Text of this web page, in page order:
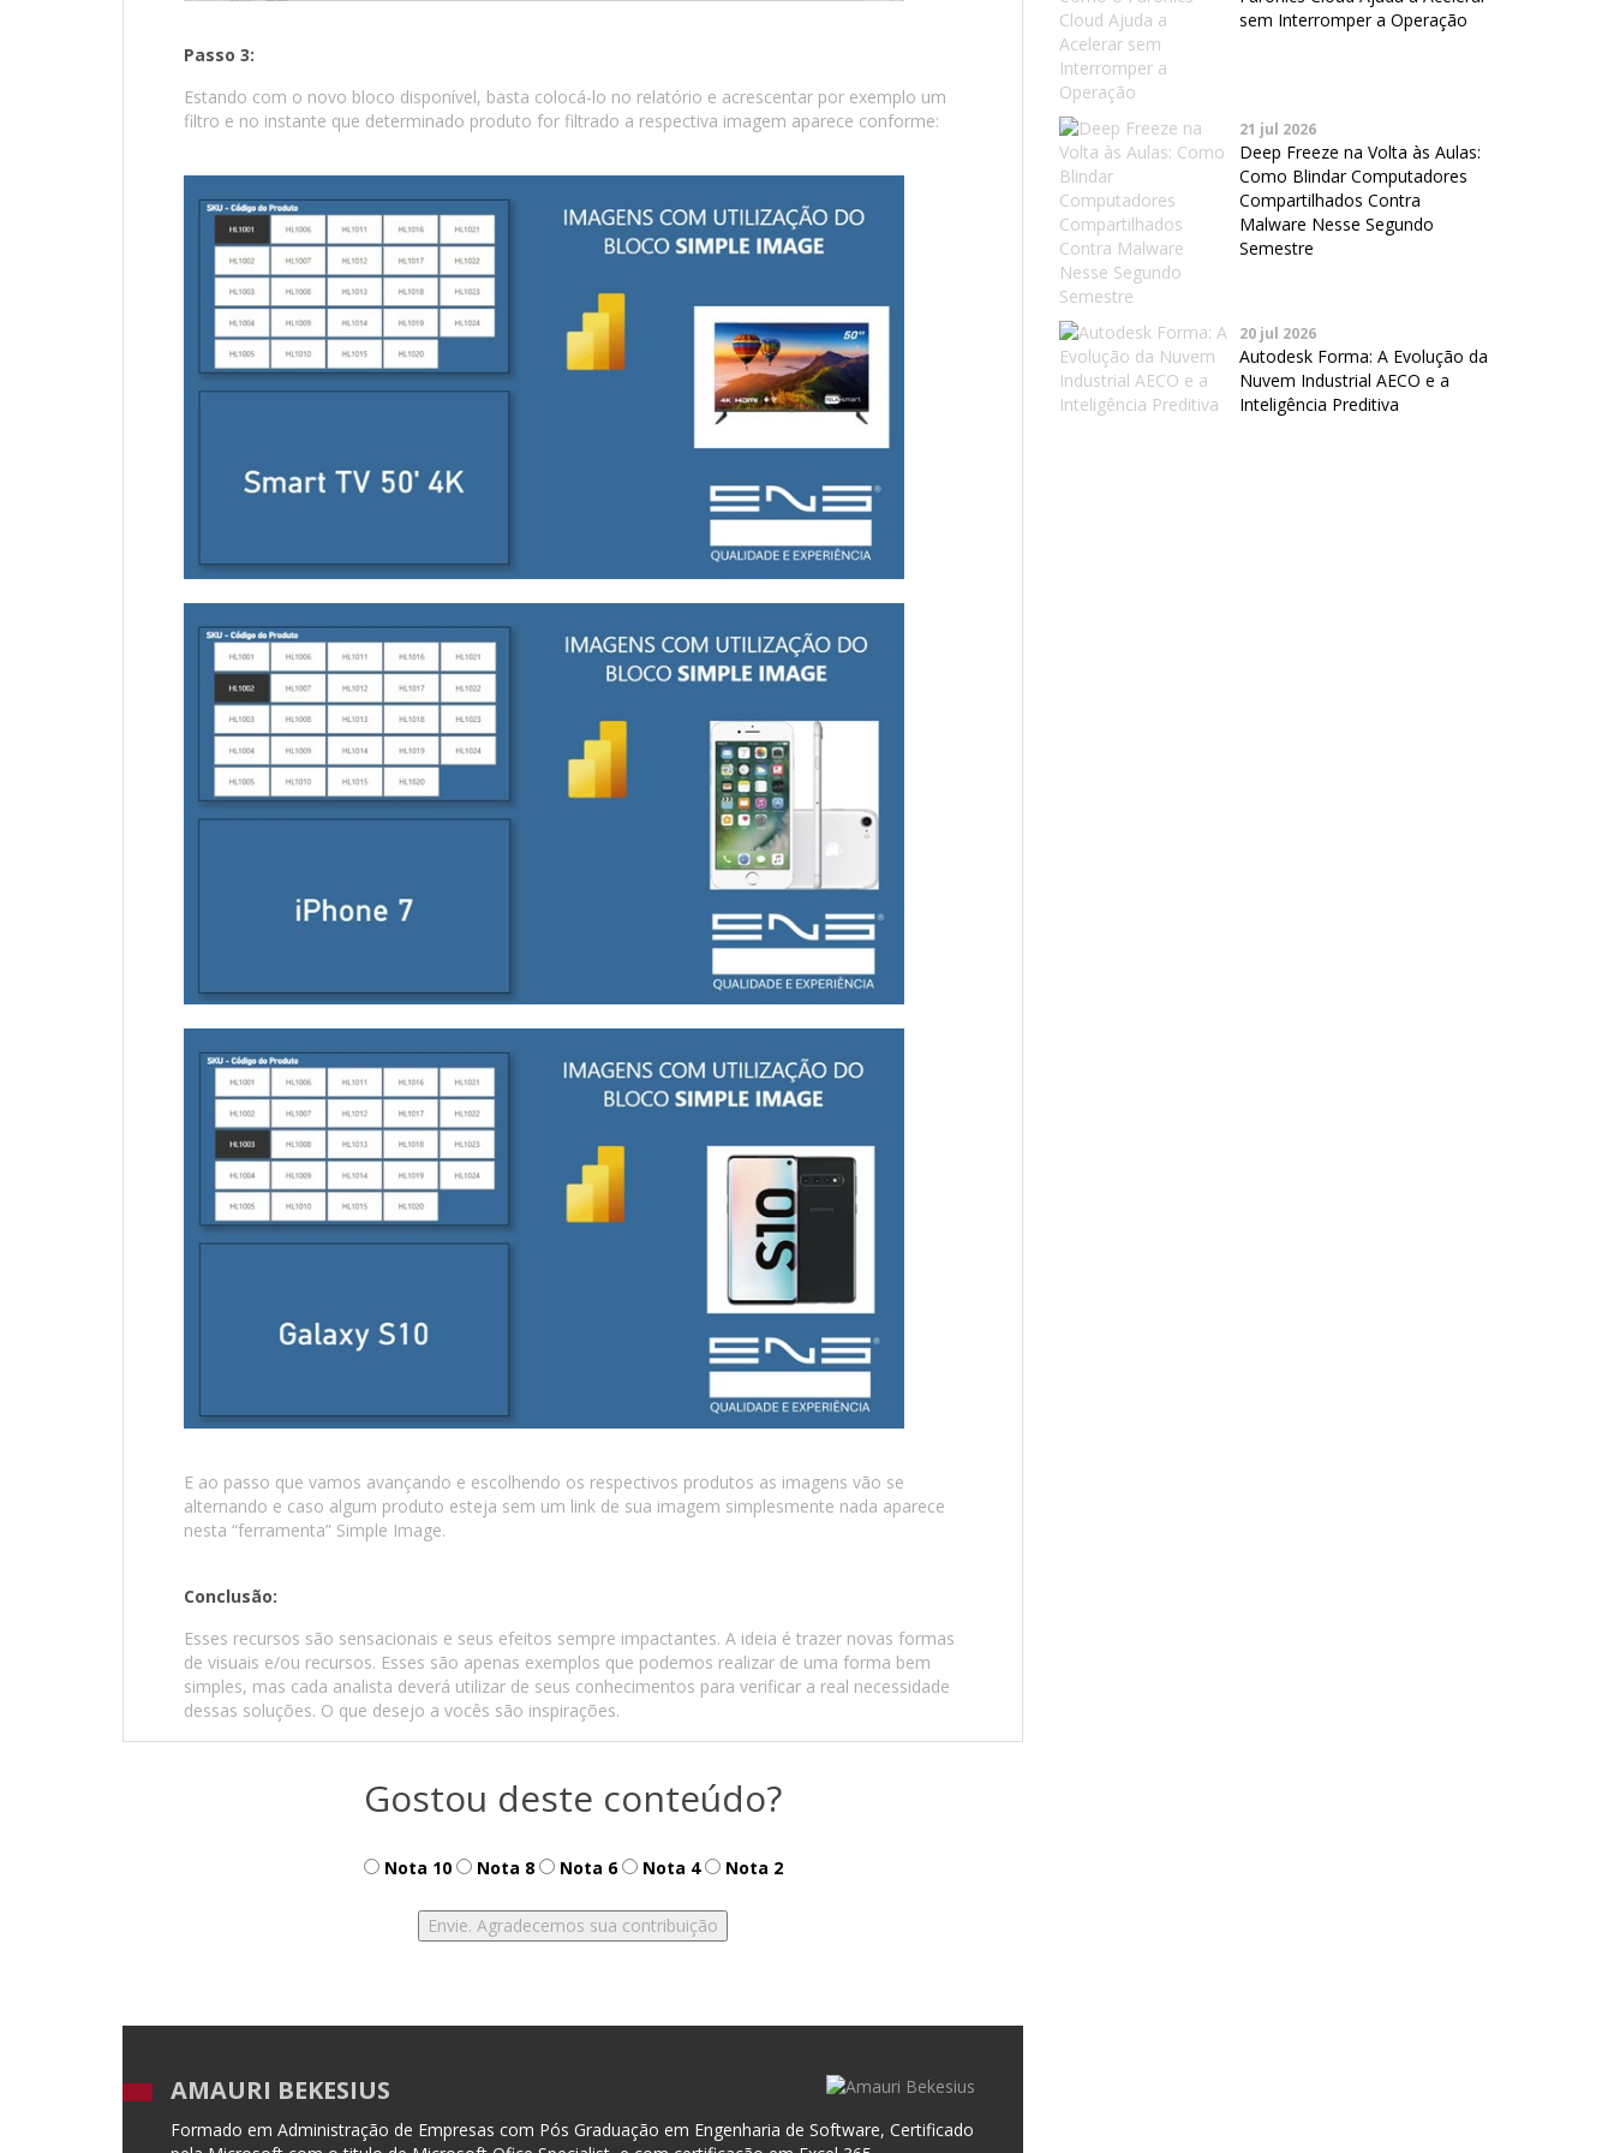
Passo 3:
Estando com o novo bloco disponível, basta colocá-lo no relatório e acrescentar por exemplo um
filtro e no instante que determinado produto for filtrado a respectiva imagem aparece conforme:
E ao passo que vamos avançando e escolhendo os respectivos produtos as imagens vão se
alternando e caso algum produto esteja sem um link de sua imagem simplesmente nada aparece
nesta “ferramenta” Simple Image.
Conclusão:
Esses recursos são sensacionais e seus efeitos sempre impactantes. A ideia é trazer novas formas
de visuais e/ou recursos. Esses são apenas exemplos que podemos realizar de uma forma bem
simples, mas cada analista deverá utilizar de seus conhecimentos para verificar a real necessidade
dessas soluções. O que desejo a vocês são inspirações.
Gostou deste conteúdo?
Nota 10 Nota 8 Nota 6 Nota 4 Nota 2
AMAURI BEKESIUS
Formado em Administração de Empresas com Pós Graduação em Engenharia de Software, Certificado
sem Interromper a Operação
21 jul 2026
Deep Freeze na Volta às Aulas:
Como Blindar Computadores
Compartilhados Contra
Malware Nesse Segundo
Semestre
20 jul 2026
Autodesk Forma: A Evolução da
Nuvem Industrial AECO e a
Inteligência Preditiva